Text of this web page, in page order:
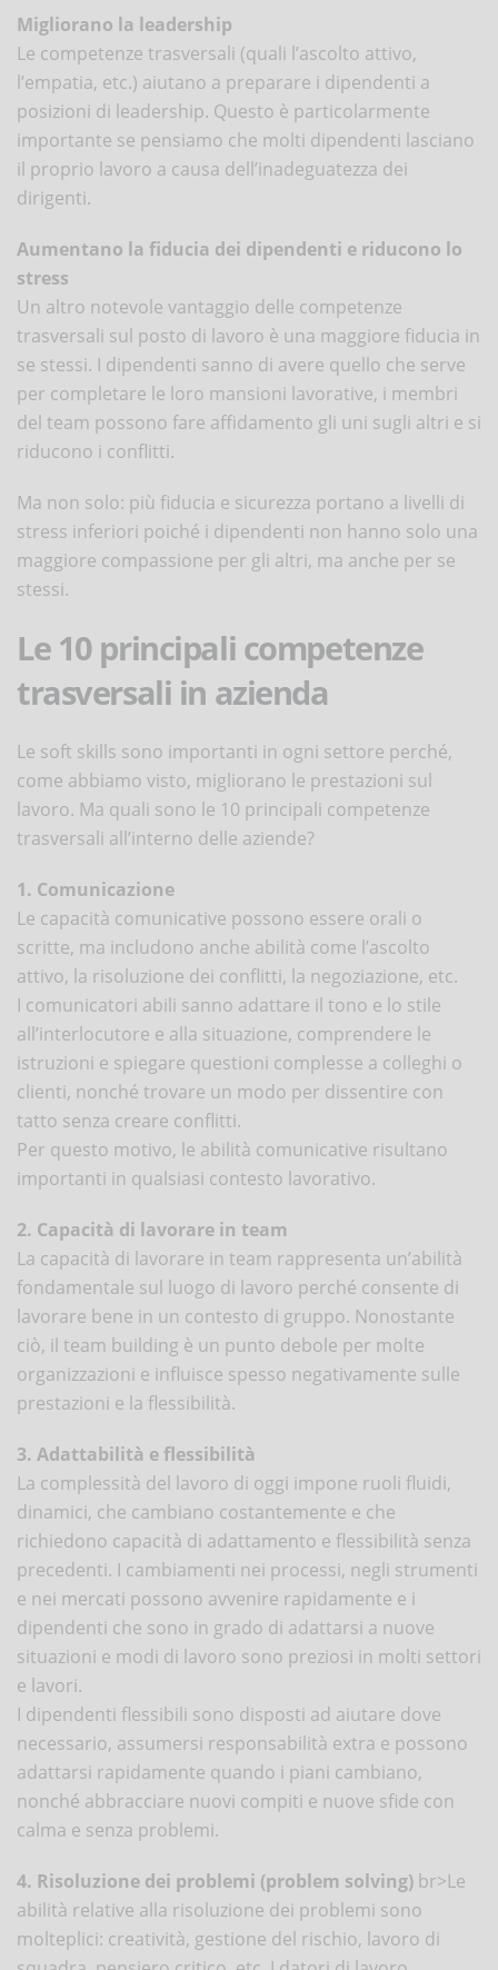
Migliorano la leadership
Le competenze trasversali (quali l’ascolto attivo,
l’empatia, etc.) aiutano a preparare i dipendenti a
posizioni di leadership. Questo è particolarmente
importante se pensiamo che molti dipendenti lasciano
il proprio lavoro a causa dell’inadeguatezza dei
dirigenti.
Aumentano la fiducia dei dipendenti e riducono lo
stress
Un altro notevole vantaggio delle competenze
trasversali sul posto di lavoro è una maggiore fiducia in
se stessi. I dipendenti sanno di avere quello che serve
per completare le loro mansioni lavorative, i membri
del team possono fare affidamento gli uni sugli altri e si
riducono i conflitti.
Ma non solo: più fiducia e sicurezza portano a livelli di
stress inferiori poiché i dipendenti non hanno solo una
maggiore compassione per gli altri, ma anche per se
stessi.
Le 10 principali competenze
trasversali in azienda
Le soft skills sono importanti in ogni settore perché,
come abbiamo visto, migliorano le prestazioni sul
lavoro. Ma quali sono le 10 principali competenze
trasversali all’interno delle aziende?
1. Comunicazione
Le capacità comunicative possono essere orali o
scritte, ma includono anche abilità come l’ascolto
attivo, la risoluzione dei conflitti, la negoziazione, etc.
I comunicatori abili sanno adattare il tono e lo stile
all’interlocutore e alla situazione, comprendere le
istruzioni e spiegare questioni complesse a colleghi o
clienti, nonché trovare un modo per dissentire con
tatto senza creare conflitti.
Per questo motivo, le abilità comunicative risultano
importanti in qualsiasi contesto lavorativo.
2. Capacità di lavorare in team
La capacità di lavorare in team rappresenta un’abilità
fondamentale sul luogo di lavoro perché consente di
lavorare bene in un contesto di gruppo. Nonostante
ciò, il team building è un punto debole per molte
organizzazioni e influisce spesso negativamente sulle
prestazioni e la flessibilità.
3. Adattabilità e flessibilità
La complessità del lavoro di oggi impone ruoli fluidi,
dinamici, che cambiano costantemente e che
richiedono capacità di adattamento e flessibilità senza
precedenti. I cambiamenti nei processi, negli strumenti
e nei mercati possono avvenire rapidamente e i
dipendenti che sono in grado di adattarsi a nuove
situazioni e modi di lavoro sono preziosi in molti settori
e lavori.
I dipendenti flessibili sono disposti ad aiutare dove
necessario, assumersi responsabilità extra e possono
adattarsi rapidamente quando i piani cambiano,
nonché abbracciare nuovi compiti e nuove sfide con
calma e senza problemi.
4. Risoluzione dei problemi (problem solving) br>Le
abilità relative alla risoluzione dei problemi sono
molteplici: creatività, gestione del rischio, lavoro di